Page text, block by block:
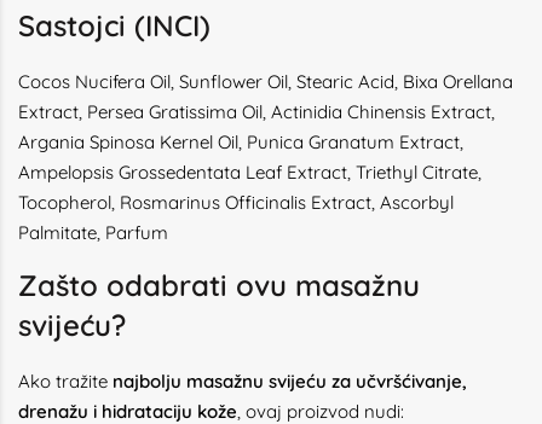
Sastojci (INCI)
Cocos Nucifera Oil, Sunflower Oil, Stearic Acid, Bixa Orellana
Extract, Persea Gratissima Oil, Actinidia Chinensis Extract,
Argania Spinosa Kernel Oil, Punica Granatum Extract,
Ampelopsis Grossedentata Leaf Extract, Triethyl Citrate,
Tocopherol, Rosmarinus Officinalis Extract, Ascorbyl
Palmitate, Parfum
Zašto odabrati ovu masažnu
svijeću?
Ako tražite najbolju masažnu svijeću za učvršćivanje,
drenažu i hidrataciju kože, ovaj proizvod nudi: